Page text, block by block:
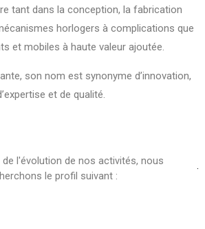
tant dans la conception, la fabrication
horlogers à complications que
et mobiles à haute valeur ajoutée.
son nom est synonyme d’innovation,
et de qualité.
de l'évolution de nos activités, nous
le profil suivant :